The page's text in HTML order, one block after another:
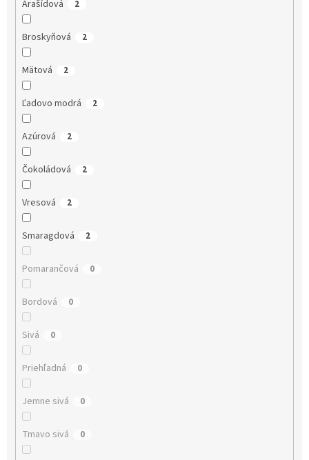
Arašídová 2
Broskyňová 2
Mätová 2
Ľadovo modrá 2
Azúrová 2
Čokoládová 2
Vresová 2
Smaragdová 2
Pomarančová 0
Bordová 0
Sivá 0
Priehľadná 0
Jemne sivá 0
Tmavo sivá 0